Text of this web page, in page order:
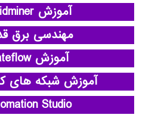
آموزش rapidminer
مهندسی برق
آموزش stateflow
آموزش شبکه های
Studio